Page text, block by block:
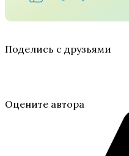
Поделись с друзьями
Оцените автора